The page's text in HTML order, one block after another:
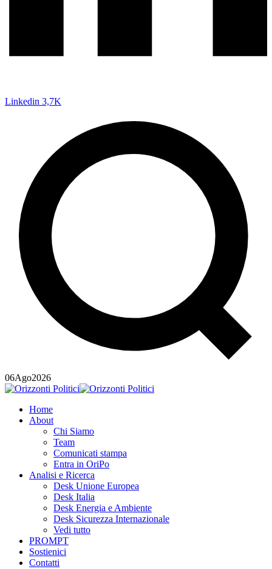
Linkedin 3,7K
06Ago2026
Home
About
Chi Siamo
Team
Comunicati stampa
Entra in OriPo
Analisi e Ricerca
Desk Unione Europea
Desk Italia
Desk Energia e Ambiente
Desk Sicurezza Internazionale
Vedi tutto
PROMPT
Sostienici
Contatti